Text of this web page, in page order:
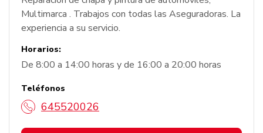
Multimarca . Trabajos con todas las Aseguradoras. La
experiencia a su servicio.
Horarios:
De 8:00 a 14:00 horas y de 16:00 a 20:00 horas
Teléfonos
645520026